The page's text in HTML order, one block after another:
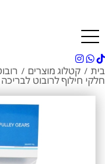
בית / קטלוג מוצרים /
חלקי חילוף לרובוט לבריכה